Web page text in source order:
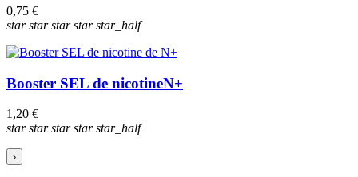
0,75 €
starstarstarstarstar_half
Booster SEL de nicotineN+
1,20 €
starstarstarstarstar_half
›